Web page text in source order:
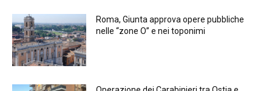
Roma, Giunta approva opere pubbliche
nelle “zone O” e nei toponimi